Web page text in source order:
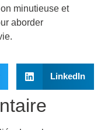
minutieuse et
aborder
LinkedIn